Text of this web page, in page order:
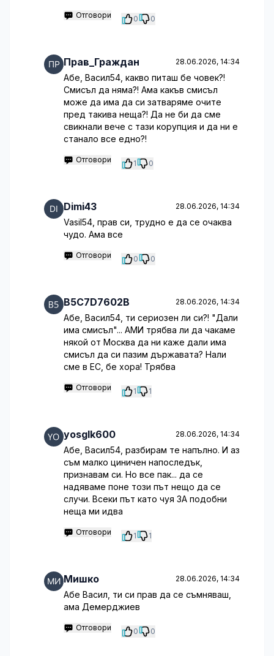
Отговори 0 0
Прав_Граждан 28.06.2026, 14:34
Абе, Васил54, какво питаш бе човек?!
Смисъл да няма?! Ама какъв смисъл
може да има да си затваряме очите
пред такива неща?! Да не би да сме
свикнали вече с тази корупция и да ни е
станало все едно?!
Отговори 1 0
Dimi43 28.06.2026, 14:34
Vasil54, прав си, трудно е да се очаква
чудо. Ама все
Отговори 0 0
B5C7D7602B 28.06.2026, 14:34
Абе, Васил54, ти сериозен ли си?! "Дали
има смисъл"... АМИ трябва ли да чакаме
някой от Москва да ни каже дали има
смисъл да си пазим държавата? Нали
сме в ЕС, бе хора! Трябва
Отговори 1 1
yosglk600 28.06.2026, 14:34
Абе, Васил54, разбирам те напълно. И аз
съм малко циничен напоследък,
признавам си. Но все пак... да се
надяваме поне този път нещо да се
случи. Всеки път като чуя ЗА подобни
неща ми идва
Отговори 1 1
Мишко 28.06.2026, 14:34
Абе Васил, ти си прав да се съмняваш,
ама Демерджиев
Отговори 0 0